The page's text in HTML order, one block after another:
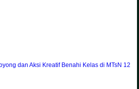
dan Aksi Kreatif Benahi Kelas di MTsN 12